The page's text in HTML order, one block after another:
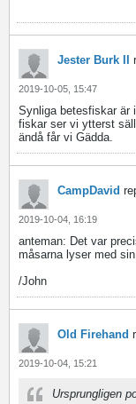
Jester Burk II
2019-10-05, 15:47
Synliga betesfiskar är
fiskar ser vi ytterst
ändå får vi Gädda.
CampDavid
2019-10-04, 16:19
anteman: Det var
måsarna lyser med
/John
Old Firehand
2019-10-04, 15:21
Ursprungligen